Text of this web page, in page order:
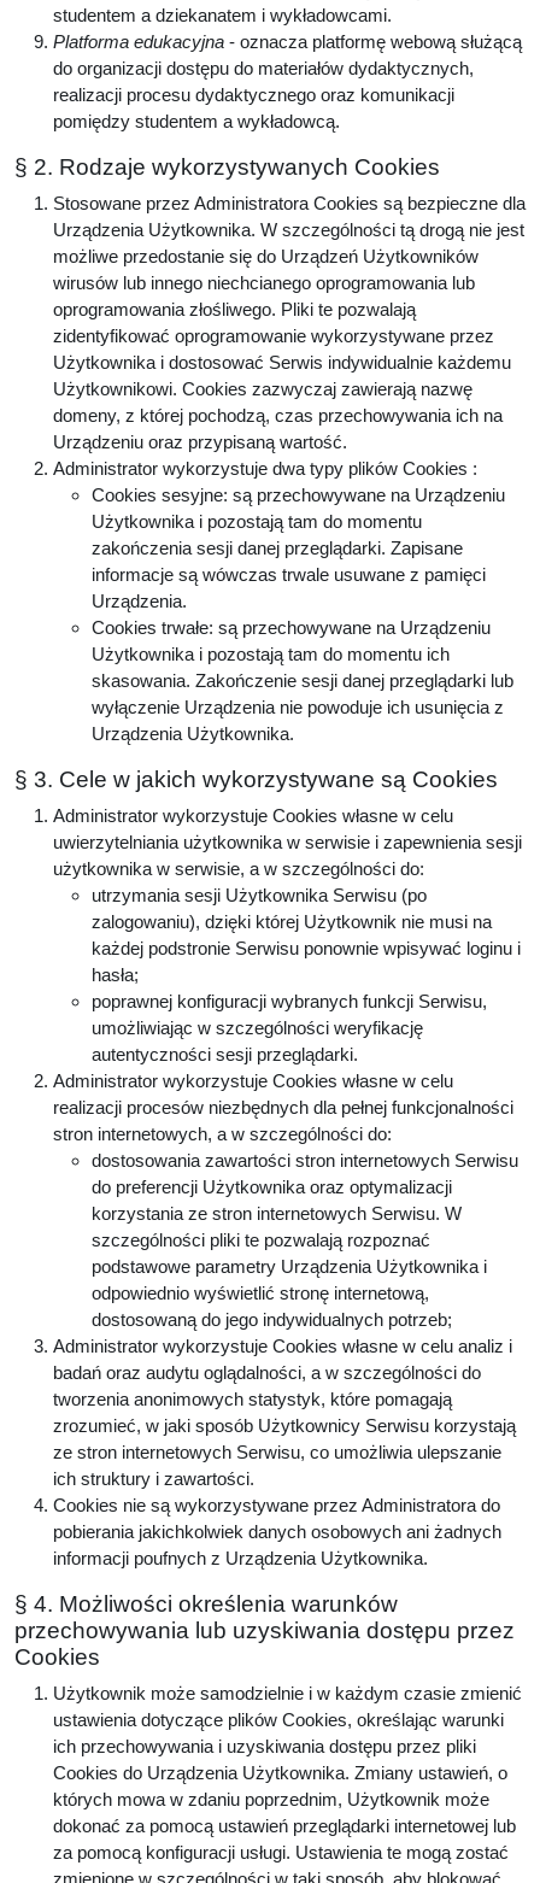
studentem a dziekanatem i wykładowcami.
Platforma edukacyjna - oznacza platformę webową służącą
do organizacji dostępu do materiałów dydaktycznych,
realizacji procesu dydaktycznego oraz komunikacji
pomiędzy studentem a wykładowcą.
§ 2. Rodzaje wykorzystywanych Cookies
Stosowane przez Administratora Cookies są bezpieczne dla
Urządzenia Użytkownika. W szczególności tą drogą nie jest
możliwe przedostanie się do Urządzeń Użytkowników
wirusów lub innego niechcianego oprogramowania lub
oprogramowania złośliwego. Pliki te pozwalają
zidentyfikować oprogramowanie wykorzystywane przez
Użytkownika i dostosować Serwis indywidualnie każdemu
Użytkownikowi. Cookies zazwyczaj zawierają nazwę
domeny, z której pochodzą, czas przechowywania ich na
Urządzeniu oraz przypisaną wartość.
Administrator wykorzystuje dwa typy plików Cookies :
Cookies sesyjne: są przechowywane na Urządzeniu
Użytkownika i pozostają tam do momentu
zakończenia sesji danej przeglądarki. Zapisane
informacje są wówczas trwale usuwane z pamięci
Urządzenia.
Cookies trwałe: są przechowywane na Urządzeniu
Użytkownika i pozostają tam do momentu ich
skasowania. Zakończenie sesji danej przeglądarki lub
wyłączenie Urządzenia nie powoduje ich usunięcia z
Urządzenia Użytkownika.
§ 3. Cele w jakich wykorzystywane są Cookies
Administrator wykorzystuje Cookies własne w celu
uwierzytelniania użytkownika w serwisie i zapewnienia sesji
użytkownika w serwisie, a w szczególności do:
utrzymania sesji Użytkownika Serwisu (po
zalogowaniu), dzięki której Użytkownik nie musi na
każdej podstronie Serwisu ponownie wpisywać loginu i
hasła;
poprawnej konfiguracji wybranych funkcji Serwisu,
umożliwiając w szczególności weryfikację
autentyczności sesji przeglądarki.
Administrator wykorzystuje Cookies własne w celu
realizacji procesów niezbędnych dla pełnej funkcjonalności
stron internetowych, a w szczególności do:
dostosowania zawartości stron internetowych Serwisu
do preferencji Użytkownika oraz optymalizacji
korzystania ze stron internetowych Serwisu. W
szczególności pliki te pozwalają rozpoznać
podstawowe parametry Urządzenia Użytkownika i
odpowiednio wyświetlić stronę internetową,
dostosowaną do jego indywidualnych potrzeb;
Administrator wykorzystuje Cookies własne w celu analiz i
badań oraz audytu oglądalności, a w szczególności do
tworzenia anonimowych statystyk, które pomagają
zrozumieć, w jaki sposób Użytkownicy Serwisu korzystają
ze stron internetowych Serwisu, co umożliwia ulepszanie
ich struktury i zawartości.
Cookies nie są wykorzystywane przez Administratora do
pobierania jakichkolwiek danych osobowych ani żadnych
informacji poufnych z Urządzenia Użytkownika.
§ 4. Możliwości określenia warunków
przechowywania lub uzyskiwania dostępu przez
Cookies
Użytkownik może samodzielnie i w każdym czasie zmienić
ustawienia dotyczące plików Cookies, określając warunki
ich przechowywania i uzyskiwania dostępu przez pliki
Cookies do Urządzenia Użytkownika. Zmiany ustawień, o
których mowa w zdaniu poprzednim, Użytkownik może
dokonać za pomocą ustawień przeglądarki internetowej lub
za pomocą konfiguracji usługi. Ustawienia te mogą zostać
zmienione w szczególności w taki sposób, aby blokować